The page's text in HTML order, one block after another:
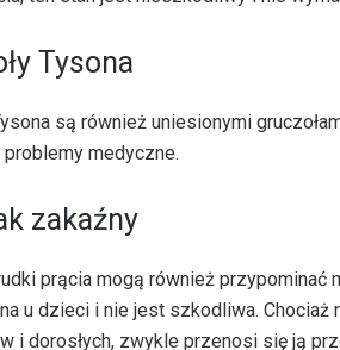
Tysona
są również uniesionymi
medyczne.
zakaźny
prącia mogą również przypominać
u dzieci i nie jest szkodliwa.
i dorosłych, zwykle przenosi się ją